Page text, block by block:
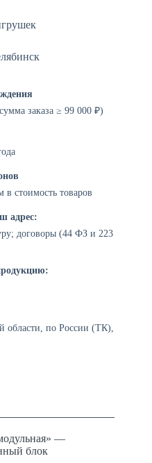
заказа ≥ 99 000 ₽)
стоимость товаров
адрес:
договоры (44 ФЗ и 223
области, по России (ТК),
—
блок